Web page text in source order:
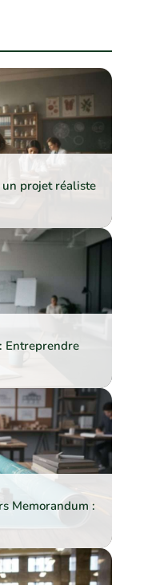
projet réaliste
Entreprendre
Memorandum :